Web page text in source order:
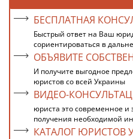
БЕСПЛАТНАЯ
Быстрый ответ на Ваш
сориентироваться в
ОБЪЯВИТЕ
И получите выгодное
юристов со всей Украины
ВИДЕО-
юриста это современное
получения необходимой
КАТАЛОГ ЮРИСТОВ